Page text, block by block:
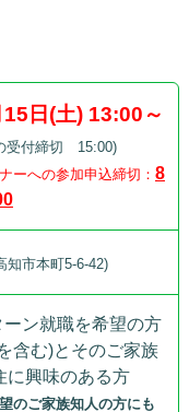
日(土) 13:00～
受付締切 15:00)
ーへの参加申込締切： 8
知市本町5-6-42)
ーン就職を希望の方
含む)とそのご家族
に興味のある方
のご家族知人の方にも